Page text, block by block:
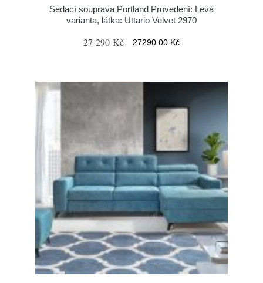
Sedací souprava Portland Provedení: Levá
varianta, látka: Uttario Velvet 2970
27 290 Kč 27290.00 Kč